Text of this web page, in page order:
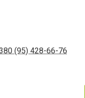
(95) 428-66-76